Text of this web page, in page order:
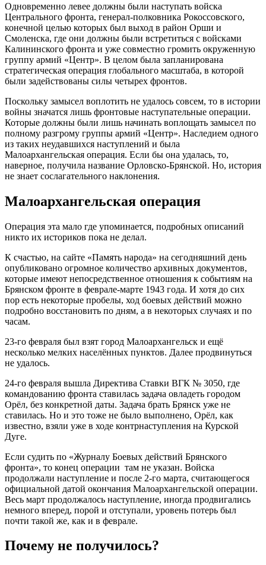
Одновременно левее должны были наступать войска
Центрального фронта, генерал-полковника Рокоссовского,
конечной целью которых был выход в район Орши и
Смоленска, где они должны были встретиться с войсками
Калининского фронта и уже совместно громить окруженную
группу армий «Центр». В целом была запланирована
стратегическая операция глобального масштаба, в которой
были задействованы силы четырех фронтов.
Поскольку замысел воплотить не удалось совсем, то в истории
войны значатся лишь фронтовые наступательные операции.
Которые должны были лишь начинать воплощать замысел по
полному разгрому группы армий «Центр». Наследием одного
из таких неудавшихся наступлений и была
Малоархангельская операция. Если бы она удалась, то,
наверное, получила название Орловско-Брянской. Но, история
не знает сослагательного наклонения.
Малоархангельская операция
Операция эта мало где упоминается, подробных описаний
никто их историков пока не делал.
К счастью, на сайте «Память народа» на сегодняшний день
опубликовано огромное количество архивных документов,
которые имеют непосредственное отношения к событиям на
Брянском фронте в феврале-марте 1943 года. И хотя до сих
пор есть некоторые пробелы, ход боевых действий можно
подробно восстановить по дням, а в некоторых случаях и по
часам.
23-го февраля был взят город Малоархангельск и ещё
несколько мелких населённых пунктов. Далее продвинуться
не удалось.
24-го февраля вышла Директива Ставки ВГК № 3050, где
командованию фронта ставилась задача овладеть городом
Орёл, без конкретной даты. Задача брать Брянск уже не
ставилась. Но и это тоже не было выполнено, Орёл, как
известно, взяли уже в ходе контрнаступления на Курской
Дуге.
Если судить по «Журналу Боевых действий Брянского
фронта», то конец операции там не указан. Войска
продолжали наступление и после 2-го марта, считающегося
официальной датой окончания Малоархангельской операции.
Весь март продолжалось наступление, иногда продвигались
немного вперед, порой и отступали, уровень потерь был
почти такой же, как и в феврале.
Почему не получилось?